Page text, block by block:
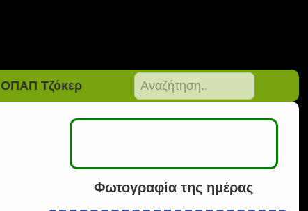
ΟΠΑΠ Τζόκερ
Φωτογραφία της ημέρας